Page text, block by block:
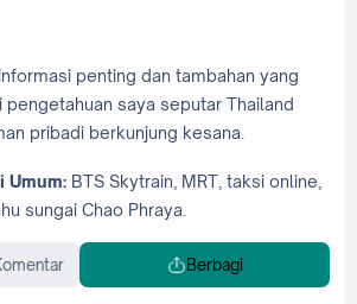
penting dan tambahan yang
pengetahuan saya seputar Thailand
pribadi berkunjung kesana.
Umum: BTS Skytrain, MRT, taksi online,
sungai Chao Phraya.
Transportasi umum dan jalanan
selama jam sibuk (07.00-09.00 dan
Berbagi